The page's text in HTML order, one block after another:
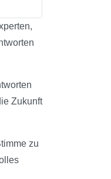
Zukunft
zu